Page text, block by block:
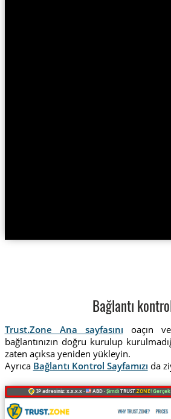
Bağlantı
Trust.Zone Ana sayfasını oaçın
bağlantınızın doğru kurulup
zaten açıksa yeniden yükleyin.
Ayrıca Bağlantı Kontrol Sayfamızı da
IP adresiniz: x.x.x.x · ABD ·ŞimdiTRUST.ZONE!